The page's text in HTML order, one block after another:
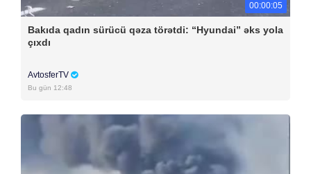
00:00:05
Bakıda qadın sürücü qəza törətdi: “Hyundai” əks yola
çıxdı
AvtosferTV
Bu gün 12:48